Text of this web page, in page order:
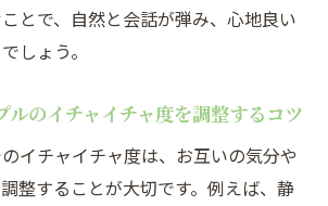
とで、自然と会話が弾み、心地良い
しょう。
ルのイチャイチャ度を調整するコツ
イチャイチャ度は、お互いの気分や
整することが大切です。例えば、静